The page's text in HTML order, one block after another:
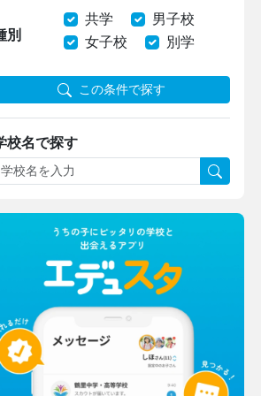
別
共学
男子校
女子校
別学
この条件で探す
校名で探す